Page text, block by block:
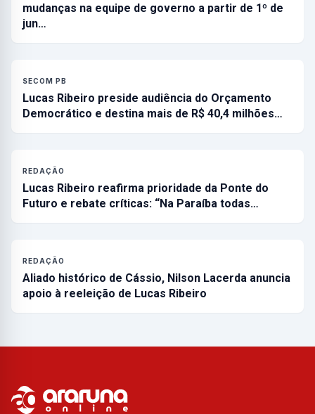
mudanças na equipe de governo a partir de 1º de
jun…
SECOM PB
Lucas Ribeiro preside audiência do Orçamento
Democrático e destina mais de R$ 40,4 milhões…
REDAÇÃO
Lucas Ribeiro reafirma prioridade da Ponte do
Futuro e rebate críticas: “Na Paraíba todas…
REDAÇÃO
Aliado histórico de Cássio, Nilson Lacerda anuncia
apoio à reeleição de Lucas Ribeiro